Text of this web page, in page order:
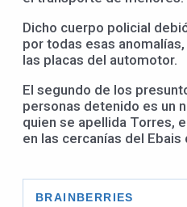
Dicho cuerpo policial
por todas esas
las placas del automotor.
El segundo de los
personas detenido es un
quien se apellida Torres,
en las cercanías del Ebais